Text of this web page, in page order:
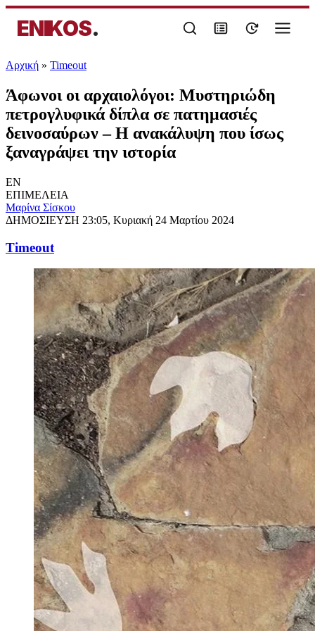
ENIKOS.
Αρχική » Timeout
Άφωνοι οι αρχαιολόγοι: Μυστηριώδη
πετρογλυφικά δίπλα σε πατημασιές
δεινοσαύρων – Η ανακάλυψη που ίσως
ξαναγράψει την ιστορία
EN
ΕΠΙΜΕΛΕΙΑ
Μαρίνα Σίσκου
ΔΗΜΟΣΙΕΥΣΗ 23:05, Κυριακή 24 Μαρτίου 2024
Timeout